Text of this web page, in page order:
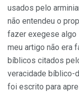
usados pelo
não entendeu o
fazer exegese algo
meu artigo não era
bíblicos citados
veracidade bíblico-
foi escrito para